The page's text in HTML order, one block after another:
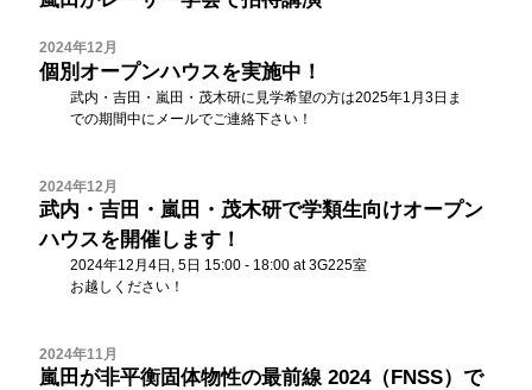
2024年12月
個別オープンハウスを実施中！
武内・吉田・嵐田・茂木研に見学希望の方は2025年1月3日ま
での期間中にメールでご連絡下さい！
2024年12月
武内・吉田・嵐田・茂木研で学類生向けオープン
ハウスを開催します！
2024年12月4日, 5日 15:00 - 18:00 at 3G225室
お越しください！
2024年11月
嵐田が非平衡固体物性の最前線 2024（FNSS）で